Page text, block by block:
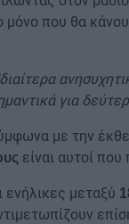
μόνο που θα
για
με την
είναι αυτοί
ενήλικες μεταξύ